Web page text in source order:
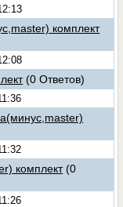
комплект
(0 Ответов)
комплект (0